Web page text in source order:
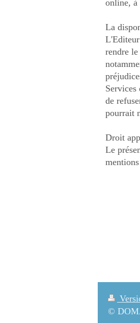
online, à
La
rendre
Services
de
pourrait
Droit
Le
©